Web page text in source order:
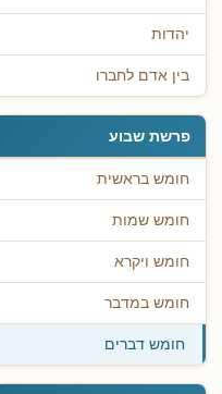
יהדות
בין אדם לחברו
פרשת שבוע
חומש בראשית
חומש שמות
חומש ויקרא
חומש במדבר
חומש דברים